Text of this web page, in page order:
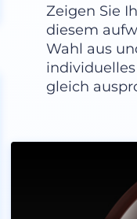
Zeigen Sie
diesem
Wahl aus
gleich